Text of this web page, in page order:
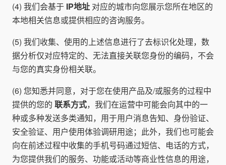
(4) 我们会基于 IP地址 对应的城市向您展示您所在地区的
本地相关信息或提供相应的咨询服务。
(5) 我们收集、使用的上述信息进行了去标识化处理，数
据分析仅对应特定的、无法直接关联您身份的编码，不会
与您的真实身份相关联。
(6) 您知悉并同意，对于您在使用产品及/或服务的过程中
提供的您的 联系方式，我们在运营中可能会向其中的一
种或多种发送多类通知，用于用户消息告知、身份验证、
安全验证、用户使用体验调研用途；此外，我们也可能会
向在前述过程中收集的手机号码通过短信、电话的方式，
为您提供我们的服务、功能或活动等商业性信息的用途，